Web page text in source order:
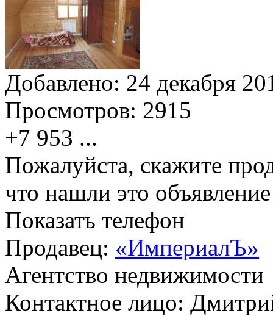
Добавлено: 24 декабря
Просмотров: 2915
+7 953 ...
Пожалуйста, скажите
что нашли это
Показать телефон
Продавец: «ИмпериалЪ»
Агентство недвижимости
Контактное лицо: